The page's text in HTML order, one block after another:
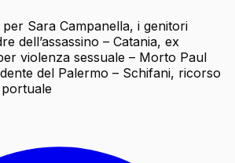
Sara Campanella, i genitori
dell’assassino – Catania, ex
violenza sessuale – Morto Paul
del Palermo – Schifani, ricorso